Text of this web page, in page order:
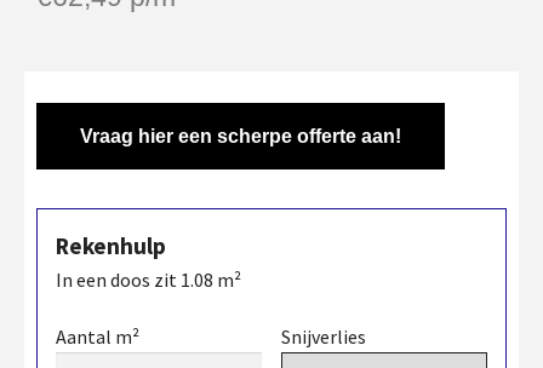
Vraag hier een scherpe offerte aan!
Rekenhulp
In een doos zit 1.08 m²
Aantal m² Snijverlies